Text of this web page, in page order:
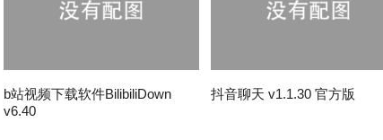
b站视频下载软件BilibiliDown
v6.40
抖音聊天 v1.1.30 官方版